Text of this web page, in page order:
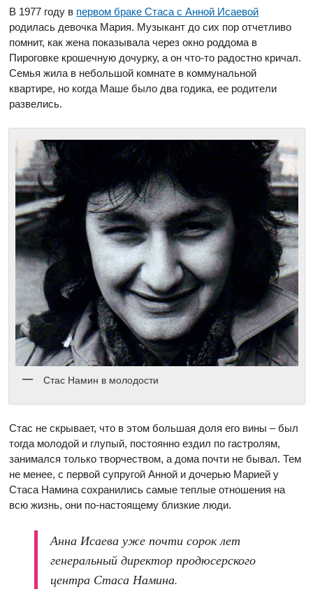
В 1977 году в первом браке Стаса с Анной Исаевой
родилась девочка Мария. Музыкант до сих пор отчетливо
помнит, как жена показывала через окно роддома в
Пироговке крошечную дочурку, а он что-то радостно кричал.
Семья жила в небольшой комнате в коммунальной
квартире, но когда Маше было два годика, ее родители
развелись.
Стас Намин в молодости
Стас не скрывает, что в этом большая доля его вины – был
тогда молодой и глупый, постоянно ездил по гастролям,
занимался только творчеством, а дома почти не бывал. Тем
не менее, с первой супругой Анной и дочерью Марией у
Стаса Намина сохранились самые теплые отношения на
всю жизнь, они по-настоящему близкие люди.
Анна Исаева уже почти сорок лет
генеральный директор продюсерского
центра Стаса Намина.